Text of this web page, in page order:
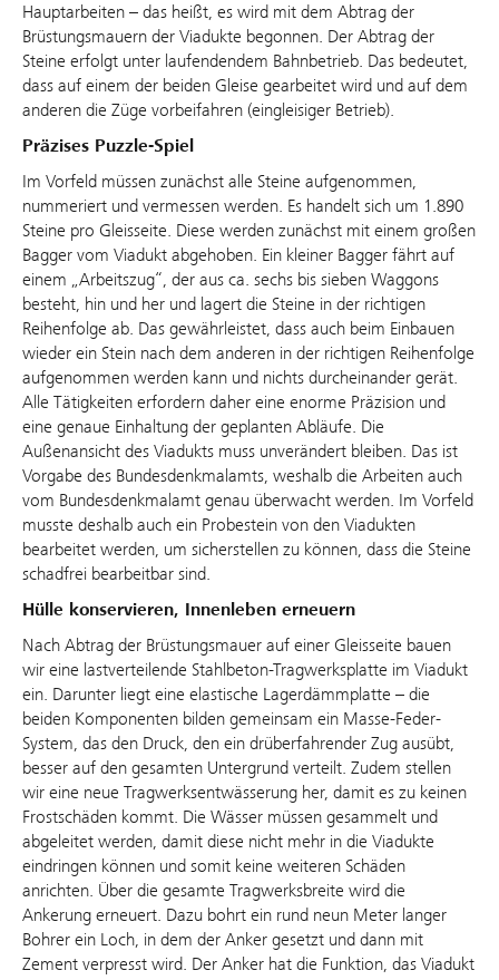
Hauptarbeiten – das heißt, es wird mit dem Abtrag der
Brüstungsmauern der Viadukte begonnen. Der Abtrag der
Steine erfolgt unter laufendendem Bahnbetrieb. Das bedeutet,
dass auf einem der beiden Gleise gearbeitet wird und auf dem
anderen die Züge vorbeifahren (eingleisiger Betrieb).
Präzises Puzzle-Spiel
Im Vorfeld müssen zunächst alle Steine aufgenommen,
nummeriert und vermessen werden. Es handelt sich um 1.890
Steine pro Gleisseite. Diese werden zunächst mit einem großen
Bagger vom Viadukt abgehoben. Ein kleiner Bagger fährt auf
einem „Arbeitszug“, der aus ca. sechs bis sieben Waggons
besteht, hin und her und lagert die Steine in der richtigen
Reihenfolge ab. Das gewährleistet, dass auch beim Einbauen
wieder ein Stein nach dem anderen in der richtigen Reihenfolge
aufgenommen werden kann und nichts durcheinander gerät.
Alle Tätigkeiten erfordern daher eine enorme Präzision und
eine genaue Einhaltung der geplanten Abläufe. Die
Außenansicht des Viadukts muss unverändert bleiben. Das ist
Vorgabe des Bundesdenkmalamts, weshalb die Arbeiten auch
vom Bundesdenkmalamt genau überwacht werden. Im Vorfeld
musste deshalb auch ein Probestein von den Viadukten
bearbeitet werden, um sicherstellen zu können, dass die Steine
schadfrei bearbeitbar sind.
Hülle konservieren, Innenleben erneuern
Nach Abtrag der Brüstungsmauer auf einer Gleisseite bauen
wir eine lastverteilende Stahlbeton-Tragwerksplatte im Viadukt
ein. Darunter liegt eine elastische Lagerdämmplatte – die
beiden Komponenten bilden gemeinsam ein Masse-Feder-
System, das den Druck, den ein drüberfahrender Zug ausübt,
besser auf den gesamten Untergrund verteilt. Zudem stellen
wir eine neue Tragwerksentwässerung her, damit es zu keinen
Frostschäden kommt. Die Wässer müssen gesammelt und
abgeleitet werden, damit diese nicht mehr in die Viadukte
eindringen können und somit keine weiteren Schäden
anrichten. Über die gesamte Tragwerksbreite wird die
Ankerung erneuert. Dazu bohrt ein rund neun Meter langer
Bohrer ein Loch, in dem der Anker gesetzt und dann mit
Zement verpresst wird. Der Anker hat die Funktion, das Viadukt